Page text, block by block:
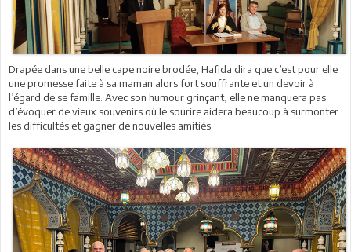
Drapée dans une belle cape noire brodée, Hafida dira que c’est pour elle
une promesse faite à sa maman alors fort souffrante et un devoir à
l’égard de se famille. Avec son humour grinçant, elle ne manquera pas
d’évoquer de vieux souvenirs où le sourire aidera beaucoup à surmonter
les difficultés et gagner de nouvelles amitiés.